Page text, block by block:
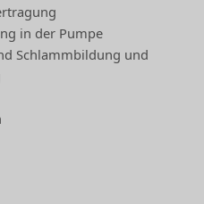
in der Pumpe
Schlammbildung und